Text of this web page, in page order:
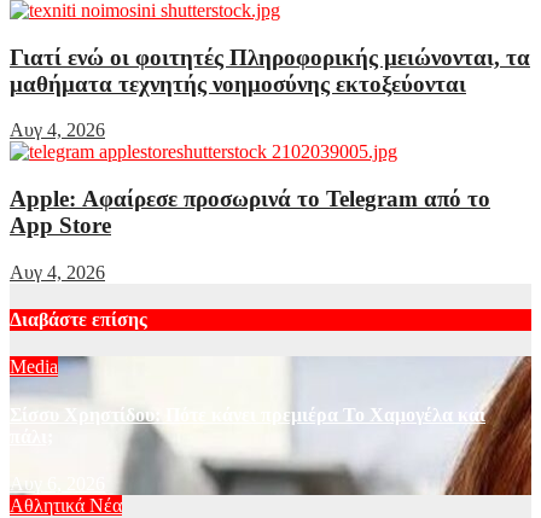
Γιατί ενώ οι φοιτητές Πληροφορικής μειώνονται, τα
μαθήματα τεχνητής νοημοσύνης εκτοξεύονται
Αυγ 4, 2026
Apple: Αφαίρεσε προσωρινά το Telegram από το
App Store
Αυγ 4, 2026
Διαβάστε επίσης
Media
Σίσσυ Χρηστίδου: Πότε κάνει πρεμιέρα Το Χαμογέλα και
Αυγ 6, 2026
Αθλητικά Νέα